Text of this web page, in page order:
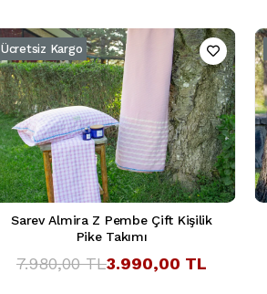
Sarev Almira Z Pembe Çift Kişilik
Pike Takımı
3.990,00 TL
7.980,00 TL
Ücretsiz Kargo